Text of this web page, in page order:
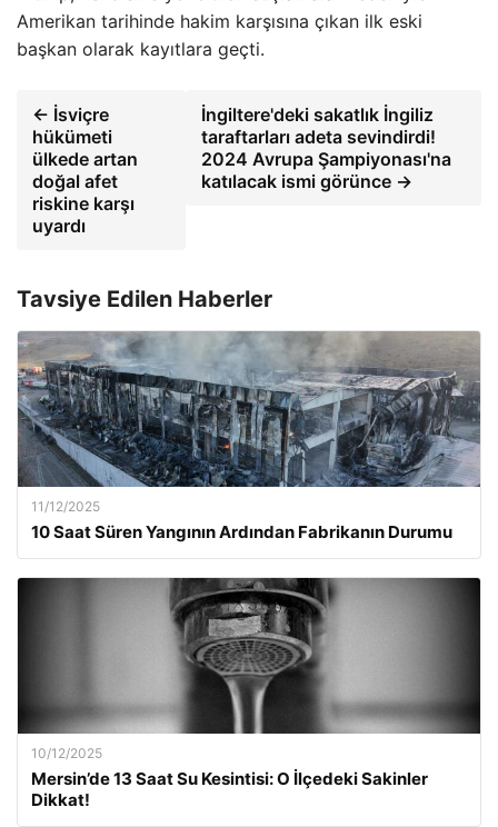
Amerikan tarihinde hakim karşısına çıkan ilk eski
başkan olarak kayıtlara geçti.
← İsviçre
hükümeti
ülkede artan
doğal afet
riskine karşı
uyardı
İngiltere'deki sakatlık İngiliz
taraftarları adeta sevindirdi!
2024 Avrupa Şampiyonası'na
katılacak ismi görünce →
Tavsiye Edilen Haberler
11/12/2025
10 Saat Süren Yangının Ardından Fabrikanın Durumu
10/12/2025
Mersin’de 13 Saat Su Kesintisi: O İlçedeki Sakinler
Dikkat!